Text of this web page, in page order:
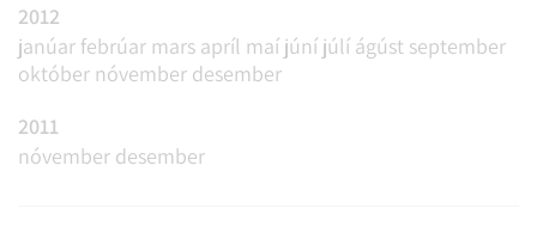
2012
janúar febrúar mars apríl maí júní júlí ágúst september
október nóvember desember
2011
nóvember desember